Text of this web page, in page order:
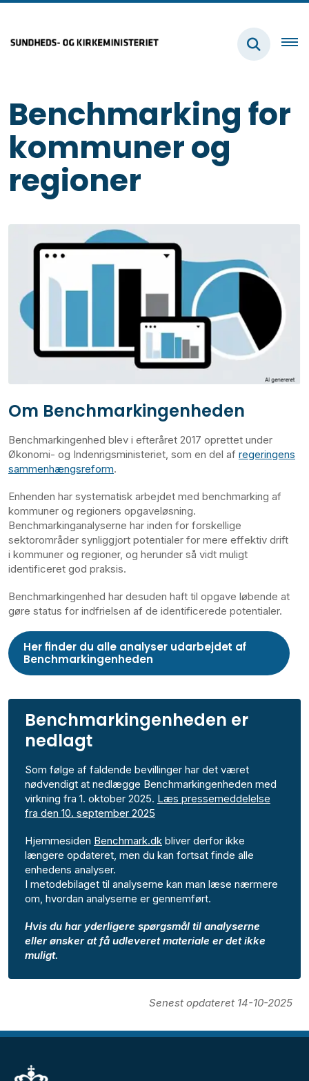
Benchmarking for
kommuner og
regioner
Om Benchmarkingenheden
Benchmarkingenhed blev i efteråret 2017 oprettet under
Økonomi- og Indenrigsministeriet, som en del af regeringens
sammenhængsreform.
Enhenden har systematisk arbejdet med benchmarking af
kommuner og regioners opgaveløsning.
Benchmarkinganalyserne har inden for forskellige
sektorområder synliggjort potentialer for mere effektiv drift
i kommuner og regioner, og herunder så vidt muligt
identificeret god praksis.
Benchmarkingenhed har desuden haft til opgave løbende at
gøre status for indfrielsen af de identificerede potentialer.
Her finder du alle analyser udarbejdet af
Benchmarkingenheden
Benchmarkingenheden er
nedlagt
Som følge af faldende bevillinger har det været
nødvendigt at nedlægge Benchmarkingenheden med
virkning fra 1. oktober 2025. Læs pressemeddelelse
fra den 10. september 2025
Hjemmesiden Benchmark.dk bliver derfor ikke
længere opdateret, men du kan fortsat finde alle
enhedens analyser.
I metodebilaget til analyserne kan man læse nærmere
om, hvordan analyserne er gennemført.
Hvis du har yderligere spørgsmål til analyserne
eller ønsker at få udleveret materiale er det ikke
muligt.
Senest opdateret 14-10-2025